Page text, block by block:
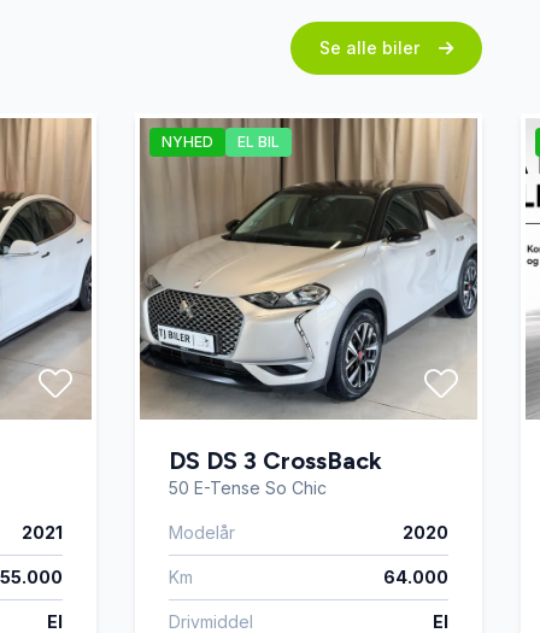
Se alle biler
2021
El
NYHED EL BIL
DS DS 3 CrossBack
50 E-Tense So Chic
Modelår 2020
Km 64.000
Drivmiddel El